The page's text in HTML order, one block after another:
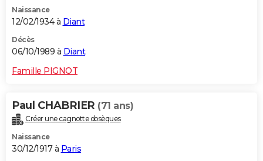
Naissance
12/02/1934 à Diant
Décès
06/10/1989 à Diant
Famille PIGNOT
Paul CHABRIER (71 ans)
Créer une cagnotte obsèques
Naissance
30/12/1917 à Paris